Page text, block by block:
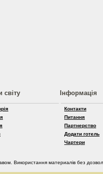
світу Інформація
Контакти
Питання
Партнерство
Додати готель
Чартери
Використання материалів без